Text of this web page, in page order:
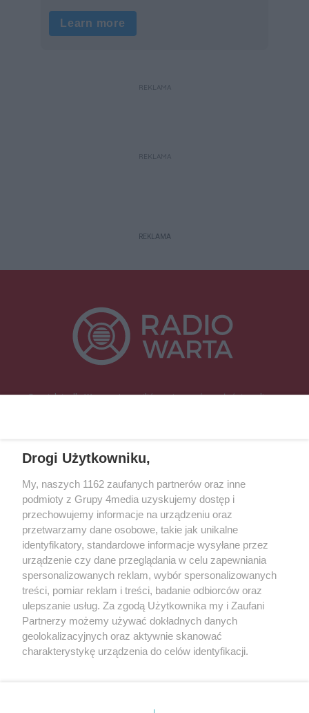
REKLAMA
REKLAMA
REKLAMA
Specjalnie dla Was postanowiliśmy stworzyć rozgłośnię radiową
Śrem, Jarocin, Gniezno, Ostrów Wlkp.).
Kontakt Reklama Patronat
Dane firmowe
Regulamin serwisu i ogłoszeń drobnych
Regulamin konkursów
Polityka prywatności
Przetwarzanie danych osobowych
Zapisz się do newslettera
Dołącz do grona ludzi najlepiej poinformowanych!
Zapisz się »
Drogi Użytkowniku,
My, naszych 1162 zaufanych partnerów oraz inne
podmioty z Grupy 4media uzyskujemy dostęp i
przechowujemy informacje na urządzeniu oraz
przetwarzamy dane osobowe, takie jak unikalne
identyfikatory, standardowe informacje wysyłane przez
urządzenie czy dane przeglądania w celu zapewniania
spersonalizowanych reklam, wybór spersonalizowanych
treści, pomiar reklam i treści, badanie odbiorców oraz
ulepszanie usług. Za zgodą Użytkownika my i Zaufani
Partnerzy możemy używać dokładnych danych
geolokalizacyjnych oraz aktywnie skanować
charakterystykę urządzenia do celów identyfikacji.